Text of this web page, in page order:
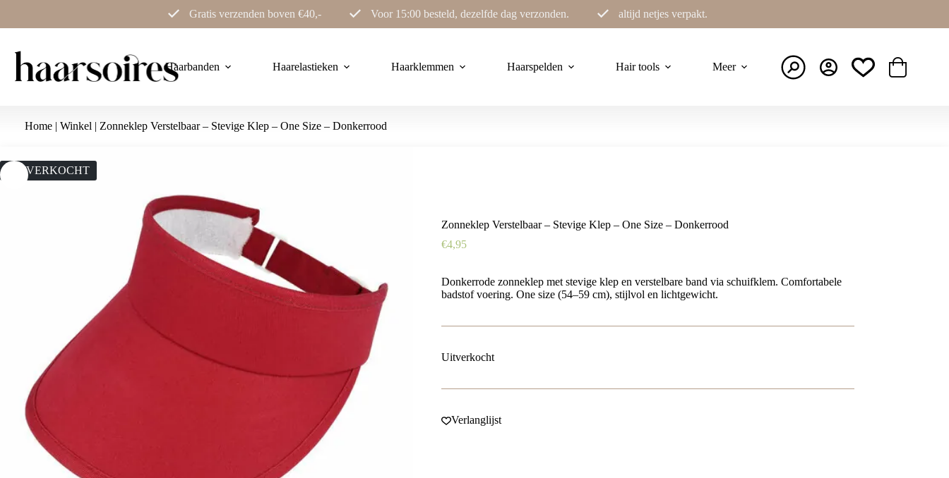
de
Gratis verzenden boven €40,- Voor 15:00 besteld, dezelfde dag verzonden. altijd netjes verpakt.
Haarbanden Haarelastieken Haarklemmen Haarspelden Hair tools Meer Winkelwagen
Home | Winkel | Zonneklep Verstelbaar – Stevige Klep – One Size – Donkerrood
UITVERKOCHT
Zonneklep Verstelbaar – Stevige Klep – One Size – Donkerrood
€4,95
Donkerrode zonneklep met stevige klep en verstelbare band via schuifklem. Comfortabele
badstof voering. One size (54–59 cm), stijlvol en lichtgewicht.
Uitverkocht
Verlanglijst